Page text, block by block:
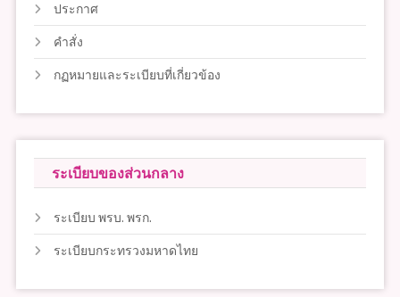
ประกาศ
คำสั่ง
กฏหมายและระเบียบที่เกี่ยวข้อง
ระเบียบของส่วนกลาง
ระเบียบ พรบ. พรก.
ระเบียบกระทรวงมหาดไทย